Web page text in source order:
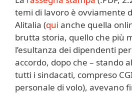
temi di lavoro è ovviamente
Alitalia (qui anche quella
brutta storia, quello che più
l’esultanza dei dipendenti
accordo, dopo che – stando
tutti i sindacati, compreso
personale di volo), avevano